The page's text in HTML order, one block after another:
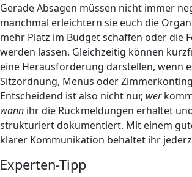
Gerade Absagen müssen nicht immer
manchmal erleichtern sie euch die
mehr Platz im Budget schaffen oder die
werden lassen. Gleichzeitig können
eine Herausforderung darstellen, wenn
Sitzordnung, Menüs oder
Entscheidend ist also nicht nur, wer
wann ihr die Rückmeldungen erhaltet
strukturiert dokumentiert. Mit einem
klarer Kommunikation behaltet ihr
Experten-Tipp